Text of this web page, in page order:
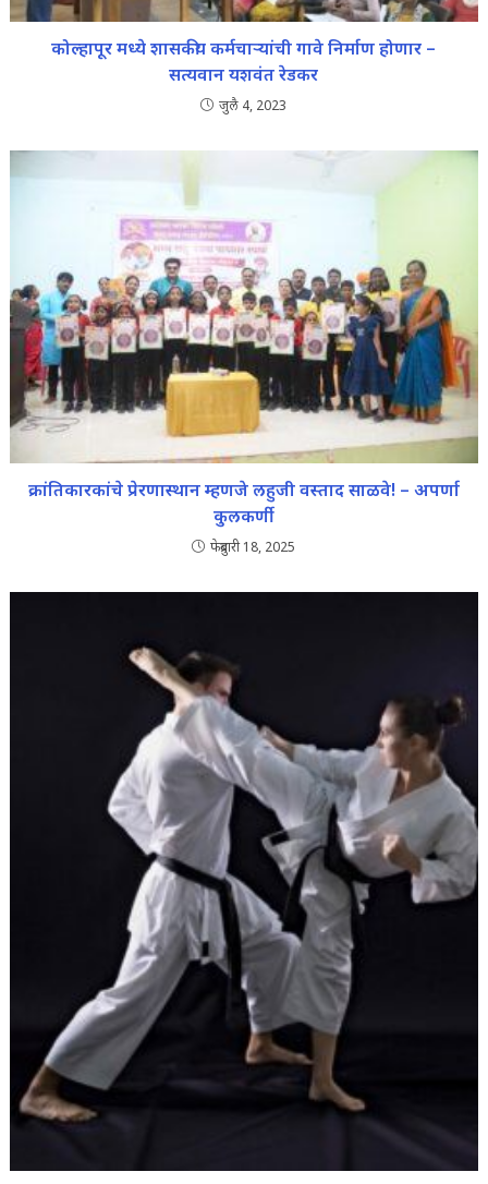
कोल्हापूर मध्ये शासकीय कर्मचाऱ्यांची गावे निर्माण होणार –
सत्यवान यशवंत रेडकर
जुलै 4, 2023
क्रांतिकारकांचे प्रेरणास्थान म्हणजे लहुजी वस्ताद साळवे! – अपर्णा
कुलकर्णी
फेब्रुवारी 18, 2025